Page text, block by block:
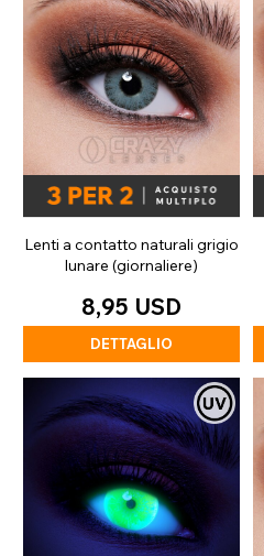
Lenti a contatto naturali grigio
lunare (giornaliere)
8,95 USD
DETTAGLIO